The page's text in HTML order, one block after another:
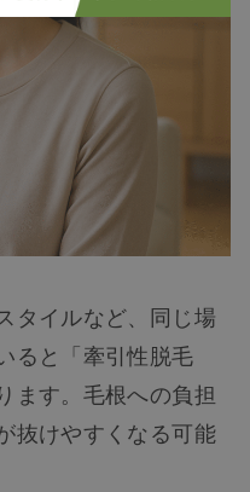
タイルなど、同じ場
ると「牽引性脱毛
ます。毛根への負担
抜けやすくなる可能